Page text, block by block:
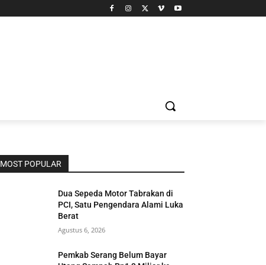
MOST POPULAR
Dua Sepeda Motor Tabrakan di
PCI, Satu Pengendara Alami Luka
Berat
Agustus 6, 2026
Pemkab Serang Belum Bayar